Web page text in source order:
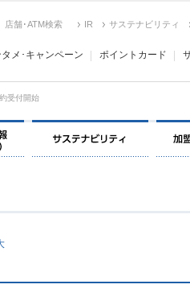
店舗･ATM検索 IR サステナビリティ
タメ･キャンペーン ポイントカード
受付開始